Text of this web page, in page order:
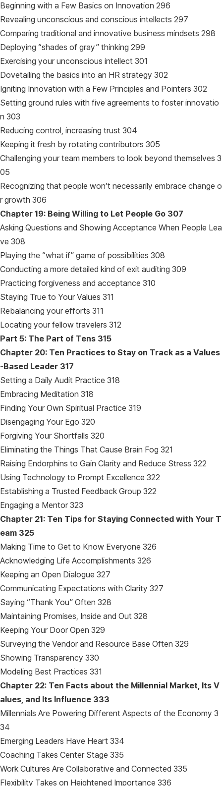
Beginning with a Few Basics on Innovation 296
Revealing unconscious and conscious intellects 297
Comparing traditional and innovative business mindsets 298
Deploying “shades of gray” thinking 299
Exercising your unconscious intellect 301
Dovetailing the basics into an HR strategy 302
Igniting Innovation with a Few Principles and Pointers 302
Setting ground rules with five agreements to foster innovatio
n 303
Reducing control, increasing trust 304
Keeping it fresh by rotating contributors 305
Challenging your team members to look beyond themselves 3
05
Recognizing that people won’t necessarily embrace change o
r growth 306
Chapter 19: Being Willing to Let People Go 307
Asking Questions and Showing Acceptance When People Lea
ve 308
Playing the “what if” game of possibilities 308
Conducting a more detailed kind of exit auditing 309
Practicing forgiveness and acceptance 310
Staying True to Your Values 311
Rebalancing your efforts 311
Locating your fellow travelers 312
Part 5: The Part of Tens 315
Chapter 20: Ten Practices to Stay on Track as a Values
-Based Leader 317
Setting a Daily Audit Practice 318
Embracing Meditation 318
Finding Your Own Spiritual Practice 319
Disengaging Your Ego 320
Forgiving Your Shortfalls 320
Eliminating the Things That Cause Brain Fog 321
Raising Endorphins to Gain Clarity and Reduce Stress 322
Using Technology to Prompt Excellence 322
Establishing a Trusted Feedback Group 322
Engaging a Mentor 323
Chapter 21: Ten Tips for Staying Connected with Your T
eam 325
Making Time to Get to Know Everyone 326
Acknowledging Life Accomplishments 326
Keeping an Open Dialogue 327
Communicating Expectations with Clarity 327
Saying “Thank You” Often 328
Maintaining Promises, Inside and Out 328
Keeping Your Door Open 329
Surveying the Vendor and Resource Base Often 329
Showing Transparency 330
Modeling Best Practices 331
Chapter 22: Ten Facts about the Millennial Market, Its V
alues, and Its Influence 333
Millennials Are Powering Different Aspects of the Economy 3
34
Emerging Leaders Have Heart 334
Coaching Takes Center Stage 335
Work Cultures Are Collaborative and Connected 335
Flexibility Takes on Heightened Importance 336